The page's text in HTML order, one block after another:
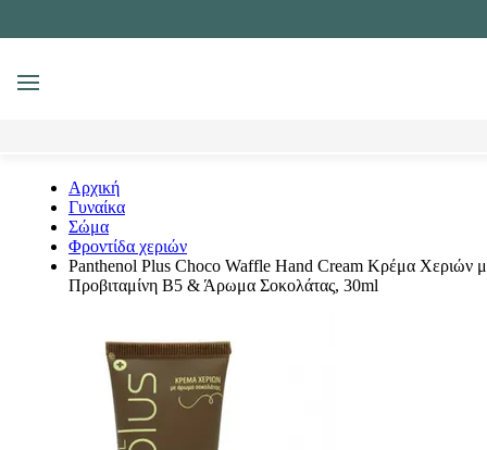
MENU
Αρχική
Γυναίκα
Σώμα
Φροντίδα χεριών
Panthenol Plus Choco Waffle Hand Cream Κρέμα Χεριών
Προβιταμίνη Β5 & Άρωμα Σοκολάτας, 30ml